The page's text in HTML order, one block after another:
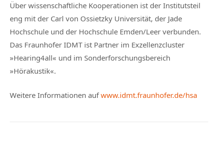
Über wissenschaftliche Kooperationen ist der Institutsteil
eng mit der Carl von Ossietzky Universität, der Jade
Hochschule und der Hochschule Emden/Leer verbunden.
Das Fraunhofer IDMT ist Partner im Exzellenzcluster
»Hearing4all« und im Sonderforschungsbereich
»Hörakustik«.
Weitere Informationen aufwww.idmt.fraunhofer.de/hsa